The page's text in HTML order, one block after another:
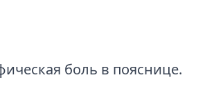
боль в пояснице.